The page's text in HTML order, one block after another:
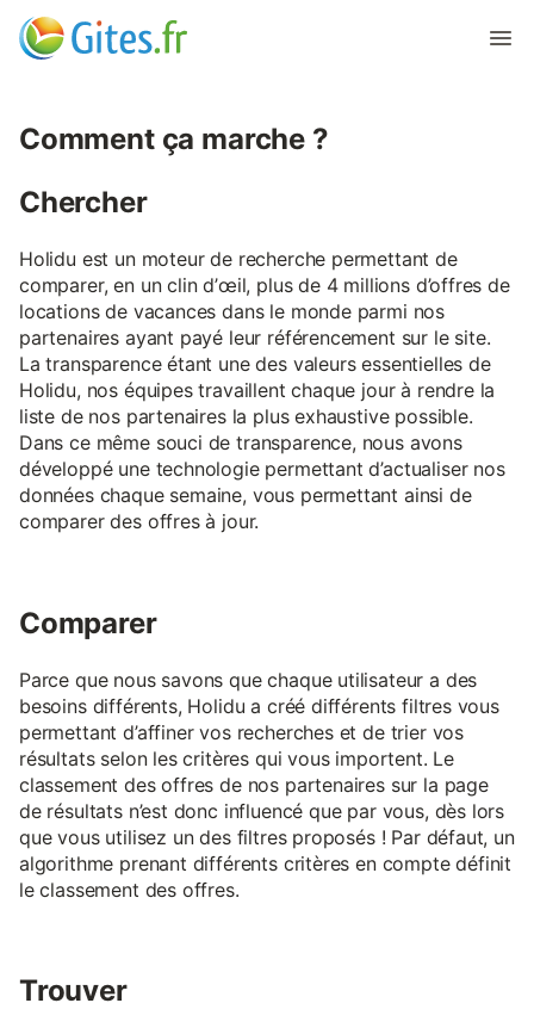
Comment ça marche ?
Chercher
Holidu est un moteur de recherche permettant de
comparer, en un clin d’œil, plus de 4 millions d’offres de
locations de vacances dans le monde parmi nos
partenaires ayant payé leur référencement sur le site.
La transparence étant une des valeurs essentielles de
Holidu, nos équipes travaillent chaque jour à rendre la
liste de nos partenaires la plus exhaustive possible.
Dans ce même souci de transparence, nous avons
développé une technologie permettant d’actualiser nos
données chaque semaine, vous permettant ainsi de
comparer des offres à jour.
Comparer
Parce que nous savons que chaque utilisateur a des
besoins différents, Holidu a créé différents filtres vous
permettant d’affiner vos recherches et de trier vos
résultats selon les critères qui vous importent. Le
classement des offres de nos partenaires sur la page
de résultats n’est donc influencé que par vous, dès lors
que vous utilisez un des filtres proposés ! Par défaut, un
algorithme prenant différents critères en compte définit
le classement des offres.
Trouver